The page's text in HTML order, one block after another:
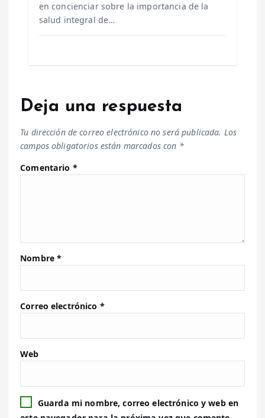
en concienciar sobre la importancia de la
salud integral de…
Deja una respuesta
Tu dirección de correo electrónico no será publicada. Los
campos obligatorios están marcados con *
Comentario *
Nombre*
Correo electrónico *
Web
Guarda mi nombre, correo electrónico y web en